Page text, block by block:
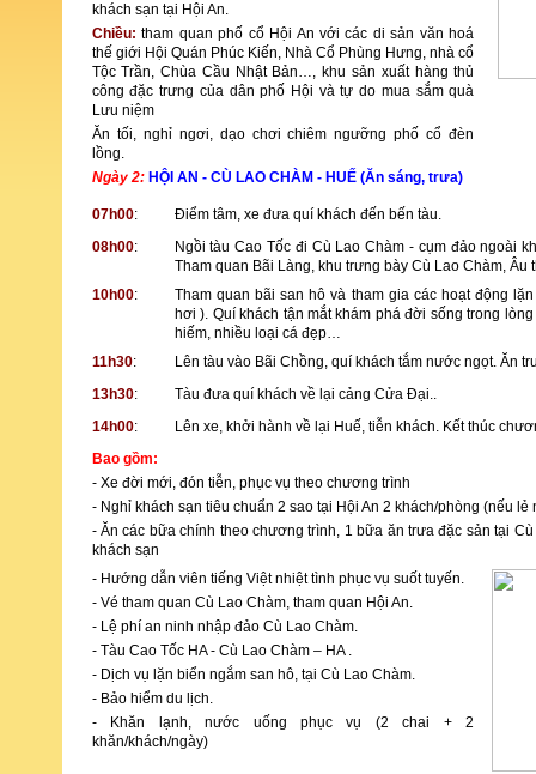
khách sạn tại Hội An.
Chiều: tham quan phố cổ Hội An với các di sản văn hoá
thế giới Hội Quán Phúc Kiến, Nhà Cổ Phùng Hưng, nhà cổ
Tộc Trần, Chùa Cầu Nhật Bản…, khu sản xuất hàng thủ
công đặc trưng của dân phố Hội và tự do mua sắm quà
Lưu niệm
Ăn tối, nghỉ ngơi, dạo chơi chiêm ngưỡng phố cổ đèn
lồng.
Ngày 2: HỘI AN - CÙ LAO CHÀM - HUẾ (Ăn sáng, trưa)
07h00:
Điểm tâm, xe đưa quí khách đến bến tàu.
08h00:
Ngồi tàu Cao Tốc đi Cù Lao Chàm - cụm đảo ngoài
Tham quan Bãi Làng, khu trưng bày Cù Lao Chàm, Âu
10h00:
Tham quan bãi san hô và tham gia các hoạt động
hơi ). Quí khách tận mắt khám phá đời sống trong
hiếm, nhiều loại cá đẹp…
11h30:
Lên tàu vào Bãi Chồng, quí khách tắm nước ngọt. Ăn
13h30:
Tàu đưa quí khách về lại cảng Cửa Đại..
14h00:
Lên xe, khởi hành về lại Huế, tiễn khách. Kết thúc
Bao gồm:
- Xe đời mới, đón tiễn, phục vụ theo chương trình
- Nghỉ khách sạn tiêu chuẩn 2 sao tại Hội An 2 khách/phòng (nếu
- Ăn các bữa chính theo chương trình, 1 bữa ăn trưa đặc sản tại
khách sạn
- Hướng dẫn viên tiếng Việt nhiệt tình phục vụ suốt tuyến.
- Vé tham quan Cù Lao Chàm, tham quan Hội An.
- Lệ phí an ninh nhập đảo Cù Lao Chàm.
- Tàu Cao Tốc HA - Cù Lao Chàm – HA .
- Dịch vụ lặn biển ngắm san hô, tại Cù Lao Chàm.
- Bảo hiểm du lịch.
- Khăn lạnh, nước uống phục vụ (2 chai + 2
khăn/khách/ngày)